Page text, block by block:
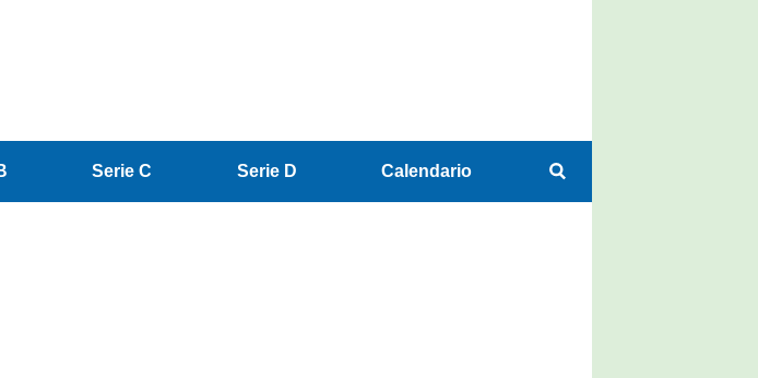
Serie C Serie D Calendario